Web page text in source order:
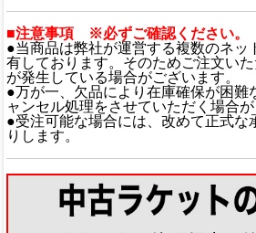
■注意事項 ※必ずご確認ください。
●当商品は弊社が運営する複数のネッ
有しております。そのためご注文い
が発生している場合がございます。
●万が一、欠品により在庫確保が困難
ャンセル処理をさせていただく場合が
●受注可能な場合には、改めて正式な
りします。